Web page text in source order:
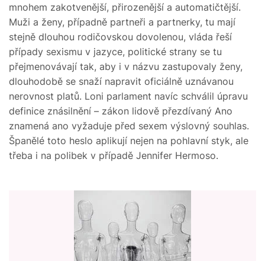
mnohem zakotvenější, přirozenější a automatičtější.
Muži a ženy, případně partneři a partnerky, tu mají
stejně dlouhou rodičovskou dovolenou, vláda řeší
případy sexismu v jazyce, politické strany se tu
přejmenovávají tak, aby i v názvu zastupovaly ženy,
dlouhodobě se snaží napravit oficiálně uznávanou
nerovnost platů. Loni parlament navíc schválil úpravu
definice znásilnění – zákon lidově přezdívaný Ano
znamená ano vyžaduje před sexem výslovný souhlas.
Španělé toto heslo aplikují nejen na pohlavní styk, ale
třeba i na polibek v případě Jennifer Hermoso.